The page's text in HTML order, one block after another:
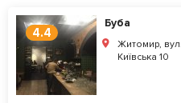
4.4
Буба
Житомир, вул.
Київська 10